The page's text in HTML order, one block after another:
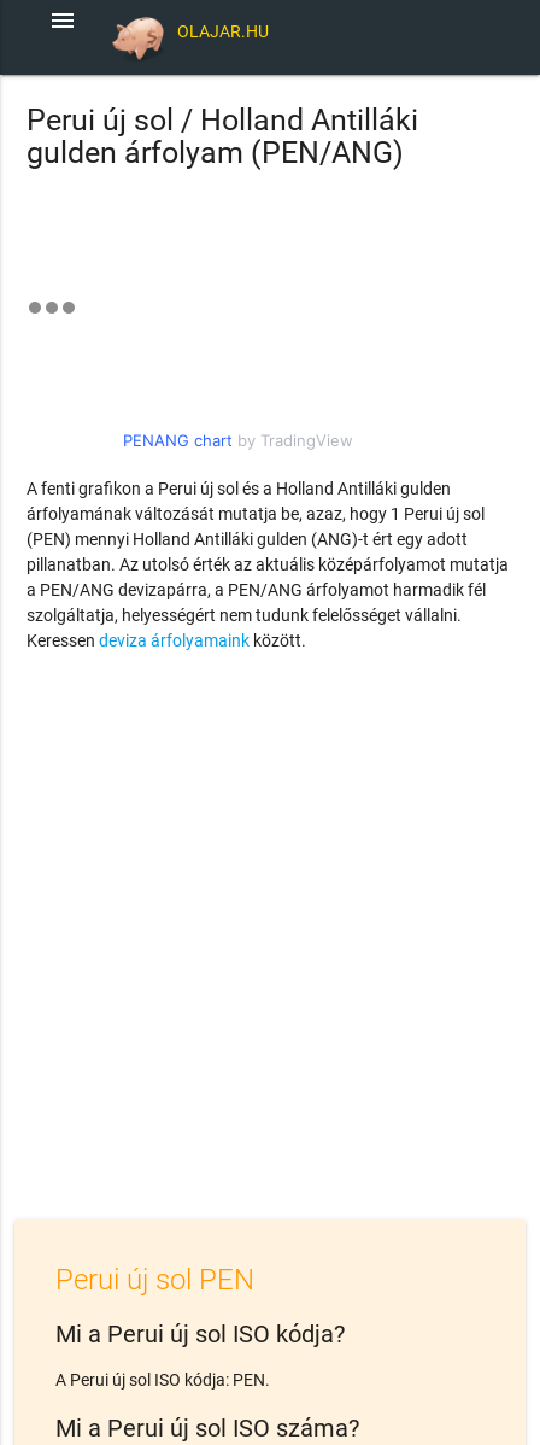
OLAJAR.HU
menu
Perui új sol / Holland Antilláki
gulden árfolyam (PEN/ANG)
PENANG chart by TradingView
A fenti grafikon a Perui új sol és a Holland Antilláki gulden
árfolyamának változását mutatja be, azaz, hogy 1 Perui új sol
(PEN) mennyi Holland Antilláki gulden (ANG)-t ért egy adott
pillanatban. Az utolsó érték az aktuális középárfolyamot mutatja
a PEN/ANG devizapárra, a PEN/ANG árfolyamot harmadik fél
szolgáltatja, helyességért nem tudunk felelősséget vállalni.
Keressendeviza árfolyamaink között.
Perui új sol PEN
Mi a Perui új sol ISO kódja?
A Perui új sol ISO kódja: PEN.
Mi a Perui új sol ISO száma?